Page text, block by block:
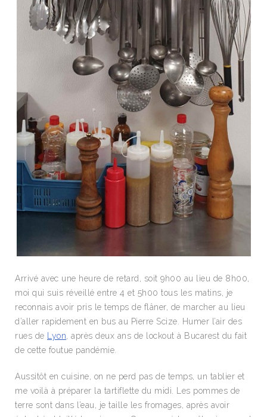
Arrivé avec une heure de retard, soit 9h00 au lieu de 8h00,
moi qui suis réveillé entre 4 et 5h00 tous les matins, je
reconnais avoir pris le temps de flâner, de marcher au lieu
d’aller rapidement en bus au Pierre Scize. Humer l’air des
rues de Lyon, après deux ans de lockout à Bucarest du fait
de cette foutue pandémie.
Aussitôt en cuisine, on ne perd pas de temps, un tablier et
me voilà à préparer la tartiflette du midi. Les pommes de
terre sont dans l’eau, je taille les fromages, après avoir